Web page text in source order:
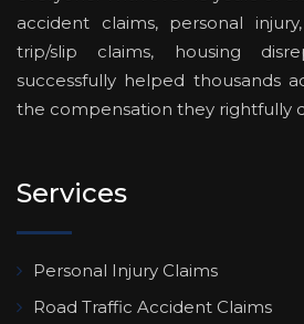
accident claims, personal
trip/slip claims, housing
successfully helped thousands
the compensation they rightfully
Services
Personal Injury Claims
Road Traffic Accident Claims